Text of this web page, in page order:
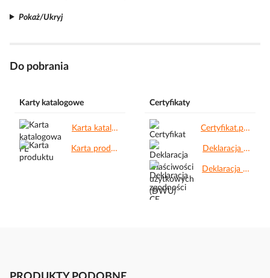
Pokaż/Ukryj
Do pobrania
Karty katalogowe
Karta katalogowa PL.pdf
Karta produktu.pdf
Certyfikaty
Certyfikat.pdf
Deklaracja właściwości użytkowych (DWU).pdf
Deklaracja zgodności CE.pdf